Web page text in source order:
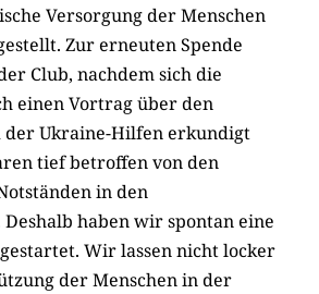
Versorgung der Menschen
Zur erneuten Spende
Club, nachdem sich die
einen Vortrag über den
der Ukraine-Hilfen erkundigt
tief betroffen von den
in den
haben wir spontan eine
Wir lassen nicht locker
der Menschen in der